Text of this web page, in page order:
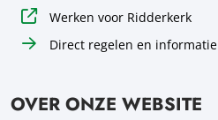
Werken voor Ridderkerk
Direct regelen en informatie
OVER ONZE WEBSITE